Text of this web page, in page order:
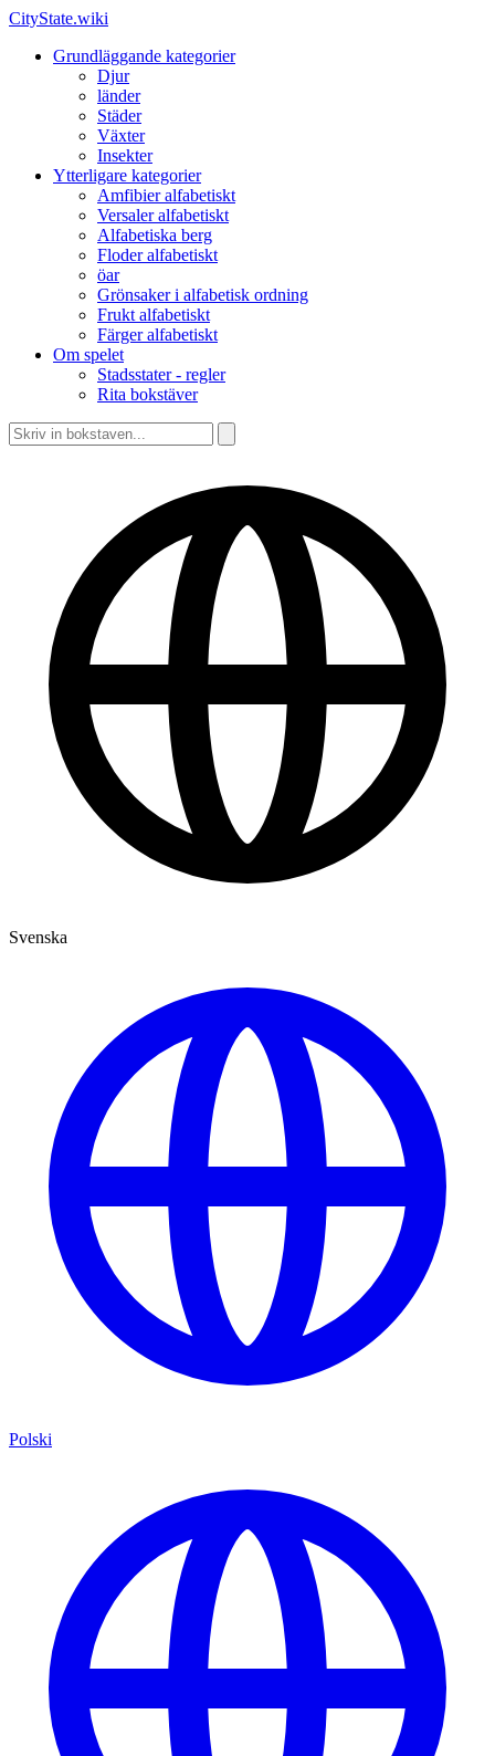
CityState.wiki
Grundläggande kategorier
Djur
länder
Städer
Växter
Insekter
Ytterligare kategorier
Amfibier alfabetiskt
Versaler alfabetiskt
Alfabetiska berg
Floder alfabetiskt
öar
Grönsaker i alfabetisk ordning
Frukt alfabetiskt
Färger alfabetiskt
Om spelet
Stadsstater - regler
Rita bokstäver
Svenska
Polski